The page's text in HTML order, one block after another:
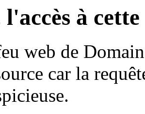
l'accès à
web de
car la